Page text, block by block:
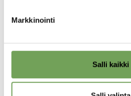
Markkinointi
Salli kaikki